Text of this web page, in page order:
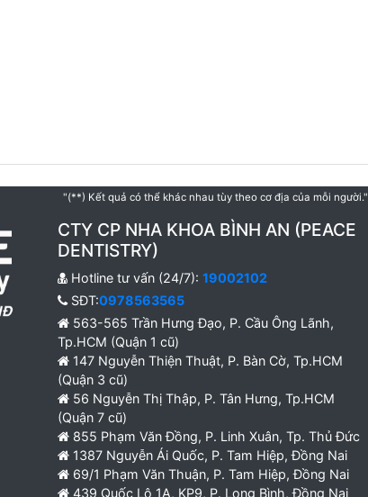
"(**) Kết quả có thể khác nhau tùy theo cơ địa của mỗi người."
CTY CP NHA KHOA BÌNH AN (PEACE
DENTISTRY)
Hotline tư vấn (24/7): 19002102
SĐT:0978563565
563-565 Trần Hưng Đạo, P. Cầu Ông Lãnh,
Tp.HCM (Quận 1 cũ)
147 Nguyễn Thiện Thuật, P. Bàn Cờ, Tp.HCM
(Quận 3 cũ)
56 Nguyễn Thị Thập, P. Tân Hưng, Tp.HCM
(Quận 7 cũ)
855 Phạm Văn Đồng, P. Linh Xuân, Tp. Thủ Đức
1387 Nguyễn Ái Quốc, P. Tam Hiệp, Đồng Nai
69/1 Phạm Văn Thuận, P. Tam Hiệp, Đồng Nai
439 Quốc Lộ 1A, KP9, P. Long Bình, Đồng Nai